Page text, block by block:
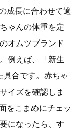
成長に合わせて適
ゃんの体重を定
オムツブランド
例えば、「新生
具合です。赤ちゃ
イズを確認しま
をこまめにチェッ
になったら、す